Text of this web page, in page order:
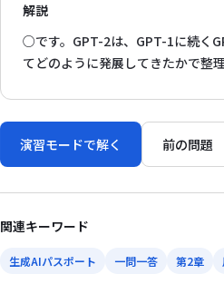
解説
○です。GPT-2は、GPT-1に続く
てどのように発展してきたかで整理
演習モードで解く 前の問題
関連キーワード
生成AIパスポート 一問一答 第2章